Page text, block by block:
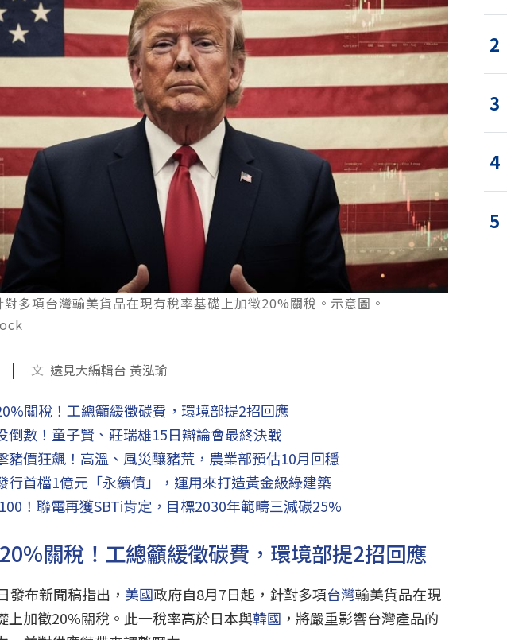
對多項台灣輸美貨品在現有稅率基礎上加徵20%關稅。示意圖。
| 文 遠見大編輯台 黃泓瑜
關稅！工總籲緩徵碳費，環境部提2招回應
數！童子賢、莊瑞雄15日辯論會最終決戰
價狂飆！高溫、風災釀豬荒，農業部預估10月回穩
首檔1億元「永續債」，運用來打造黃金級綠建築
！聯電再獲SBTi肯定，目標2030年範疇三減碳25%
關稅！工總籲緩徵碳費，環境部提2招回應
發布新聞稿指出， 美國政府自8月7日起，針對多項台灣輸美貨品在現
上加徵20%關稅。此一稅率高於日本與韓國 ，將嚴重影響台灣產品的
2
3
4
5